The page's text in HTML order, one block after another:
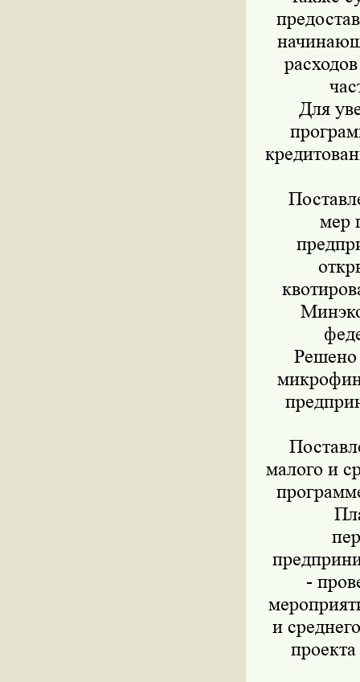
Для
мер
Решено
малого и
-
и